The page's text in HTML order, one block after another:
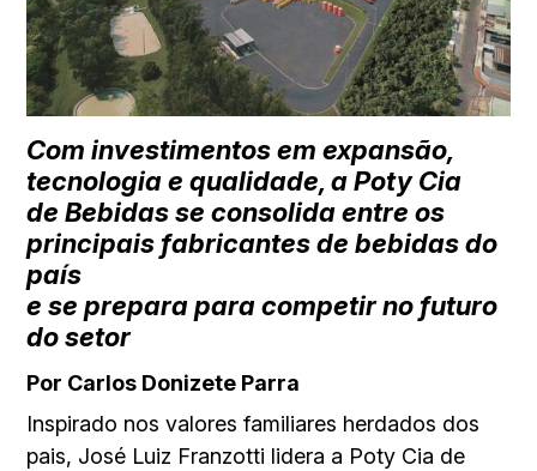
Com investimentos em expansão,
tecnologia e qualidade, a Poty Cia
de Bebidas se consolida entre os
principais fabricantes de bebidas do
país
e se prepara para competir no futuro
do setor
Por Carlos Donizete Parra
Inspirado nos valores familiares herdados dos
pais, José Luiz Franzotti lidera a Poty Cia de